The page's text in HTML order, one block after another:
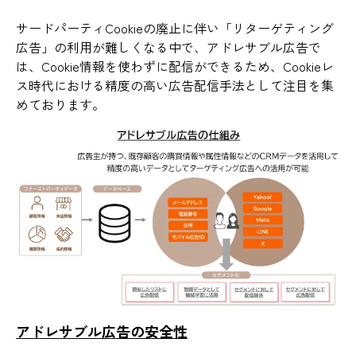
サードパーティCookieの廃止に伴い「リターゲティング
広告」の利用が難しくなる中で、アドレサブル広告で
は、Cookie情報を使わずに配信ができるため、Cookieレ
ス時代における精度の高い広告配信手法として注目を集
めております。
アドレサブル広告の安全性